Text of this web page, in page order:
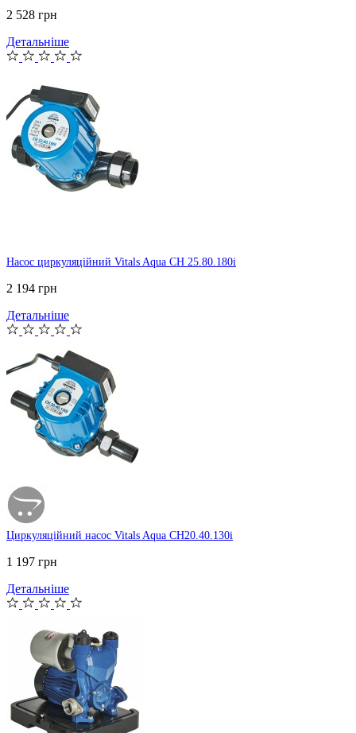
2 528 грн
Детальніше
Насос циркуляційний Vitals Aqua CH 25.80.180i
2 194 грн
Детальніше
Циркуляційний насос Vitals Aqua CH20.40.130i
1 197 грн
Детальніше